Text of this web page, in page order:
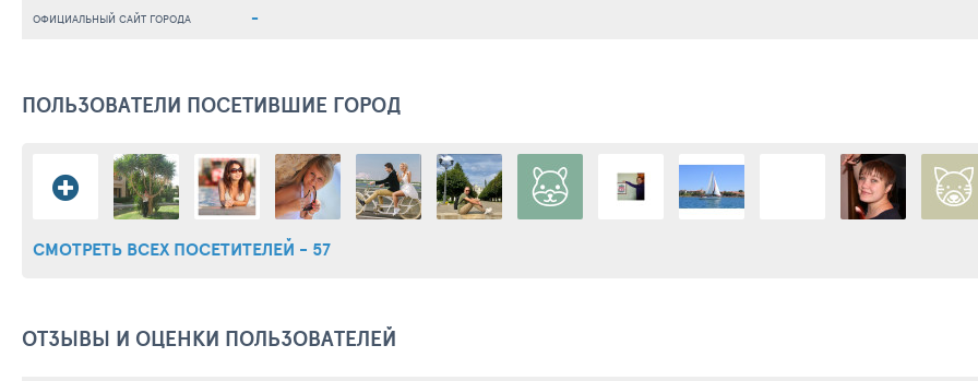
ОФИЦИАЛЬНЫЙ САЙТ ГОРОДА -
ПОЛЬЗОВАТЕЛИ ПОСЕТИВШИЕ ГОРОД
СМОТРЕТЬ ВСЕХ ПОСЕТИТЕЛЕЙ - 57
ОТЗЫВЫ И ОЦЕНКИ ПОЛЬЗОВАТЕЛЕЙ